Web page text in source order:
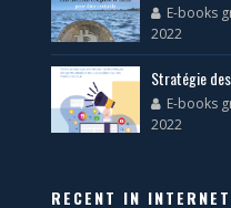
E-books
2022
Stratégie
E-books
2022
RECENT IN INTERNET